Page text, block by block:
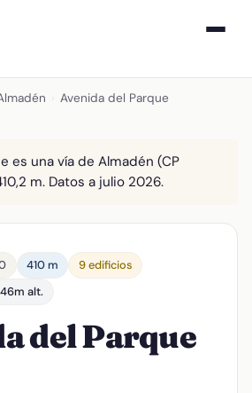
Avenida del Parque
es una vía de Almadén (CP
m. Datos a julio 2026.
410 m
9 edificios
alt.
del Parque